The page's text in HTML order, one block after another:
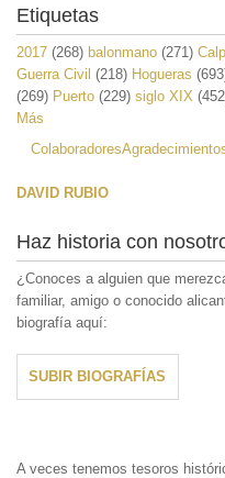
Etiquetas
2017 (268) balonmano (271)
Guerra Civil (218) Hogueras
(269) Puerto (229) siglo XIX
Más
Colaboradores
DAVID RUBIO
Haz historia con
¿Conoces a alguien que
familiar, amigo o conocido
biografía aquí:
SUBIR BIOGRAFÍAS
A veces tenemos tesoros